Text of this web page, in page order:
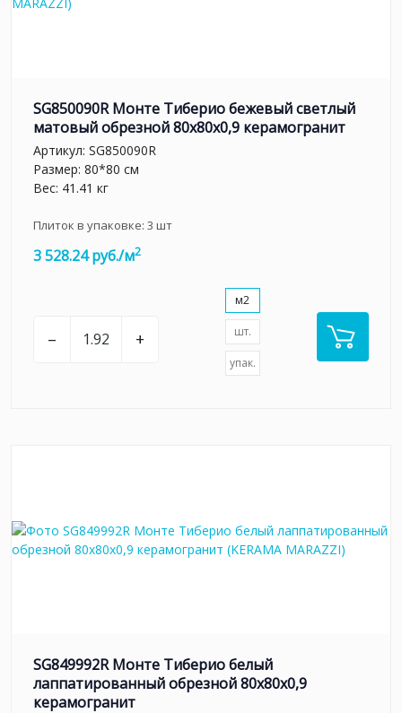
SG850090R Монте Тиберио бежевый светлый
матовый обрезной 80x80x0,9 керамогранит
Артикул: SG850090R
Размер: 80*80 см
Вес: 41.41 кг
Плиток в упаковке: 3 шт
3 528.24 руб./м2
– +
м2
шт.
упак.
SG849992R Монте Тиберио белый
лаппатированный обрезной 80x80x0,9
керамогранит